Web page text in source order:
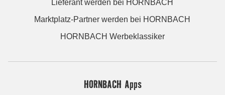
Lieferant werden bei HORNBACH
Marktplatz-Partner werden bei HORNBACH
HORNBACH Werbeklassiker
HORNBACH Apps